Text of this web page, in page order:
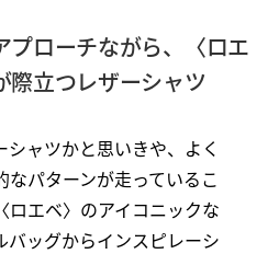
プローチながら、〈ロエ
際立つレザーシャツ
ャツかと思いきや、よく
なパターンが走っているこ
ロエベ〉のアイコニックな
バッグからインスピレーシ